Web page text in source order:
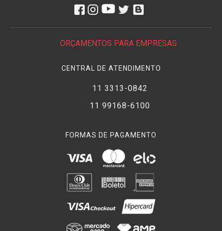
ORÇAMENTOS PARA EMPRESAS
CENTRAL DE ATENDIMENTO
11 3313-0842
11 99168-6100
FORMAS DE PAGAMENTO